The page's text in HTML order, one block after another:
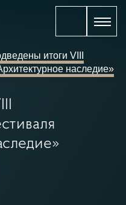
итоги VIII
наследие»